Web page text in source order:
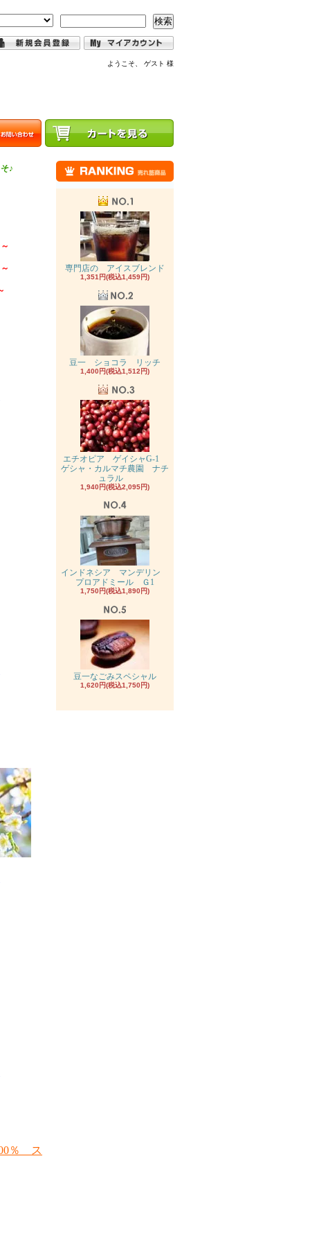
検索
ようこそ、 ゲスト 様
♪
％ ス
専門店の アイスブレンド
1,351円(税込1,459円)
豆一 ショコラ リッチ
1,400円(税込1,512円)
エチオピア ゲイシャG-1
ゲシャ・カルマチ農園 ナチ
ュラル
1,940円(税込2,095円)
インドネシア マンデリン
プロアドミール Ｇ1
1,750円(税込1,890円)
豆一なごみスペシャル
1,620円(税込1,750円)